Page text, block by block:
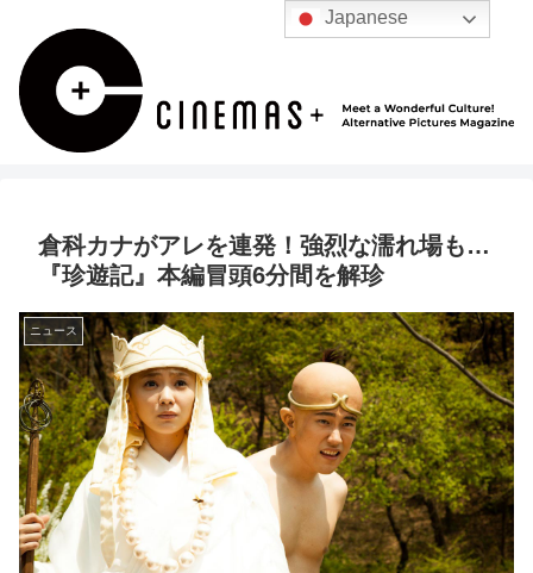
倉科カナがアレを連発！強烈な濡れ場も…
『珍遊記』本編冒頭6分間を解珍
ニュース
Japanese